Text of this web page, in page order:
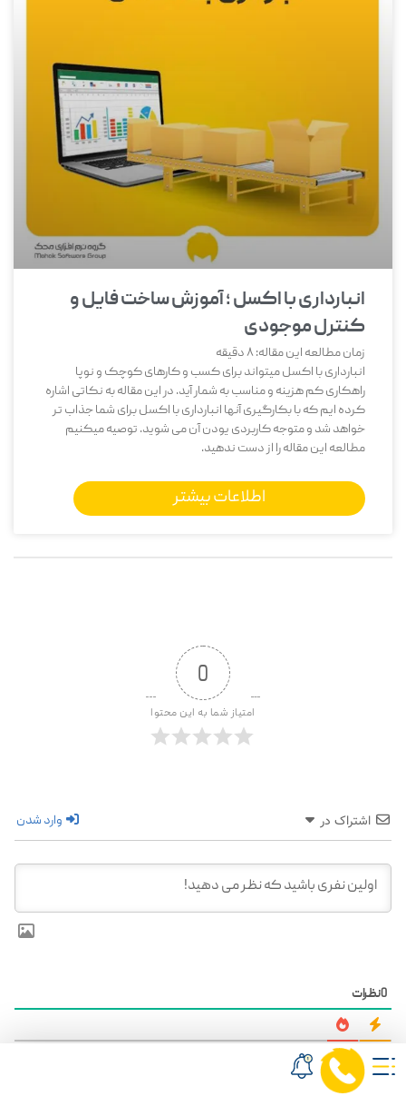
انبارداری با اکسل ؛ آموزش ساخت فایل و
کنترل موجودی
زمان مطالعه این مقاله:8دقیقه
انبارداری با اکسل میتواند برای کسب و کارهای کوچک و نوپا
راهکاری کم هزینه و مناسب به شمار آید. در این مقاله به نکاتی اشاره
کرده ایم که با بکارگیری آنها انبارداری با اکسل برای شما جذاب تر
خواهد شد و متوجه کاربردی یودن آن می شوید. توصیه میکنیم
مطالعه این مقاله را از دست ندهید.
اطلاعات بیشتر
0
امتیاز شما به این محتوا
اشتراک در وارد شدن
0نظرات